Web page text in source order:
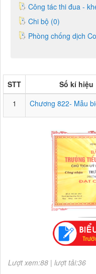
Công tác thi đua -
Chi bộ (0)
Phòng chống dịch
STT Số kí hiệu
1
Chương 822- Mẫu
Chương 822- Mẫu biểu
CÔNG KHAI THỰC HIỆN
Lượt xem:88 | lượt tải:36